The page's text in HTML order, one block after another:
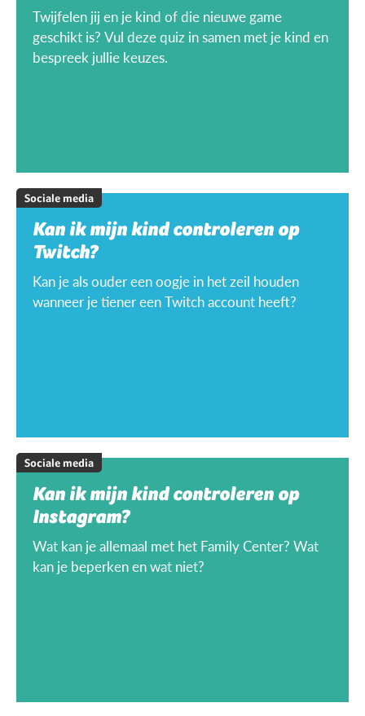
Twijfelen jij en je kind of die nieuwe game
geschikt is? Vul deze quiz in samen met je kind en
bespreek jullie keuzes.
Sociale media
Kan ik mijn kind controleren op
Twitch?
Kan je als ouder een oogje in het zeil houden
wanneer je tiener een Twitch account heeft?
Sociale media
Kan ik mijn kind controleren op
Instagram?
Wat kan je allemaal met het Family Center? Wat
kan je beperken en wat niet?